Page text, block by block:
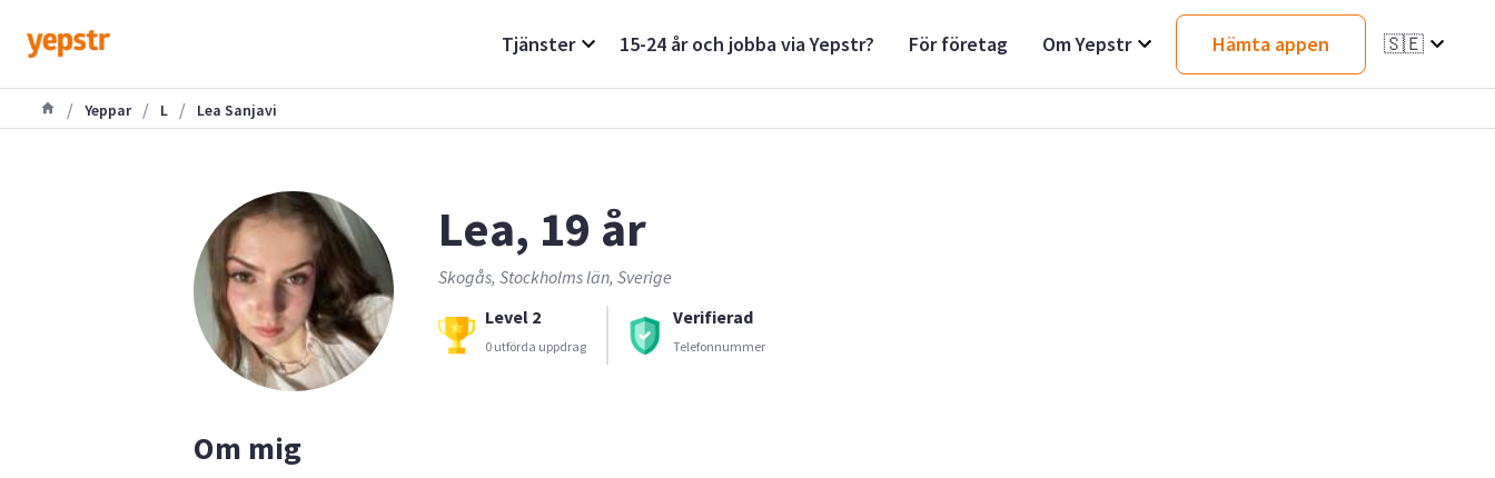
Tjänster 15-24 år och jobba via Yepstr? För företag Om Yepstr Hämta appen 🇸🇪
/ Yeppar / L / Lea Sanjavi
Lea, 19 år
Skogås, Stockholms län, Sverige
Level 2
0 utförda uppdrag
Verifierad
Telefonnummer
Om mig